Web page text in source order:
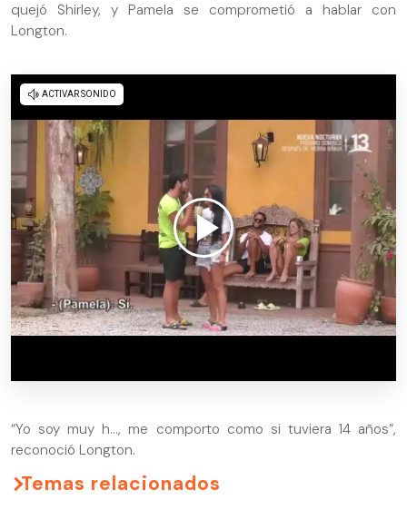
quejó Shirley, y Pamela se comprometió a hablar con
Longton.
“Yo soy muy h…, me comporto como si tuviera 14 años”,
reconoció Longton.
Temas relacionados